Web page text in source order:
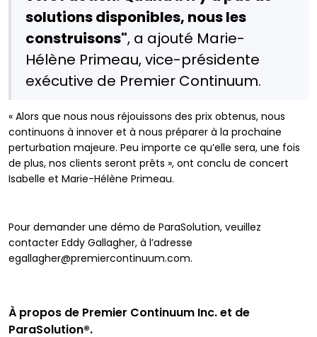
solutions disponibles, nous les
construisons", a ajouté Marie-
Hélène Primeau, vice-présidente
exécutive de Premier Continuum.
« Alors que nous nous réjouissons des prix obtenus, nous
continuons à innover et à nous préparer à la prochaine
perturbation majeure. Peu importe ce qu’elle sera, une fois
de plus, nos clients seront prêts », ont conclu de concert
Isabelle et Marie-Hélène Primeau.
Pour demander une démo de ParaSolution, veuillez
contacter Eddy Gallagher, à l’adresse
egallagher@premiercontinuum.com.
À propos de Premier Continuum Inc. et de
ParaSolution®.